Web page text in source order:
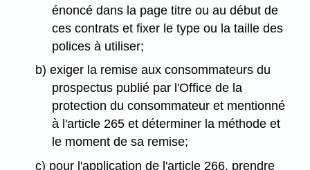
énoncé dans la page titre ou au début de
ces contrats et fixer le type ou la taille des
polices à utiliser;
b) exiger la remise aux consommateurs du
prospectus publié par l'Office de la
protection du consommateur et mentionné
à l'article 265 et déterminer la méthode et
le moment de sa remise;
c) pour l'application de l'article 266, prendre